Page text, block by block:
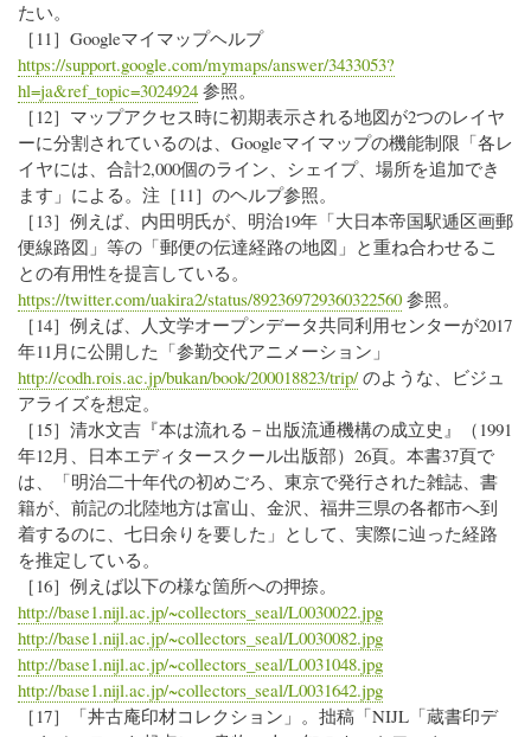
たい。
［11］Googleマイマップヘルプ
https://support.google.com/mymaps/answer/3433053?
hl=ja&ref_topic=3024924 参照。
［12］マップアクセス時に初期表示される地図が2つのレイヤ
ーに分割されているのは、Googleマイマップの機能制限「各レ
イヤには、合計2,000個のライン、シェイプ、場所を追加でき
ます」による。注［11］のヘルプ参照。
［13］例えば、内田明氏が、明治19年「大日本帝国駅逓区画郵
便線路図」等の「郵便の伝達経路の地図」と重ね合わせるこ
との有用性を提言している。
https://twitter.com/uakira2/status/892369729360322560 参照。
［14］例えば、人文学オープンデータ共同利用センターが2017
年11月に公開した「参勤交代アニメーション」
http://codh.rois.ac.jp/bukan/book/200018823/trip/のような、ビジュ
アライズを想定。
［15］清水文吉『本は流れる－出版流通機構の成立史』（1991
年12月、日本エディタースクール出版部）26頁。本書37頁で
は、「明治二十年代の初めごろ、東京で発行された雑誌、書
籍が、前記の北陸地方は富山、金沢、福井三県の各都市へ到
着するのに、七日余りを要した」として、実際に辿った経路
を推定している。
［16］例えば以下の様な箇所への押捺。
http://base1.nijl.ac.jp/~collectors_seal/L0030022.jpg
http://base1.nijl.ac.jp/~collectors_seal/L0030082.jpg
http://base1.nijl.ac.jp/~collectors_seal/L0031048.jpg
http://base1.nijl.ac.jp/~collectors_seal/L0031642.jpg
［17］「丼古庵印材コレクション」。拙稿「NIJL「蔵書印デ